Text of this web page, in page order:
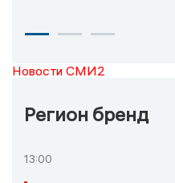
Новости СМИ2
Регион бренд
13:00